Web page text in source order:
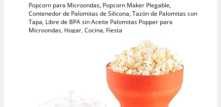
Popcorn para Microondas, Popcorn Maker Plegable,
Contenedor de Palomitas de Silicona, Tazón de Palomitas con
Tapa, Libre de BPA sin Aceite Palomitas Popper para
Microondas, Hogar, Cocina, Fiesta